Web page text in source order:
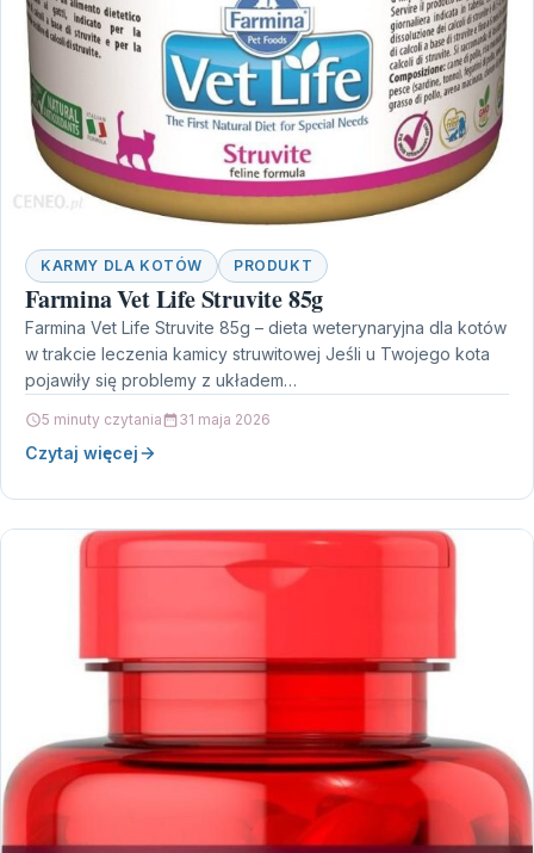
KARMY DLA KOTÓW PRODUKT
Farmina Vet Life Struvite 85g
Farmina Vet Life Struvite 85g – dieta weterynaryjna dla kotów
w trakcie leczenia kamicy struwitowej Jeśli u Twojego kota
pojawiły się problemy z układem…
5 minuty czytania 31 maja 2026
Czytaj więcej